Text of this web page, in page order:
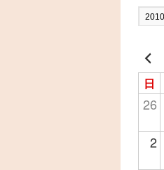
ア
ー
イ
ブ
日
26
2